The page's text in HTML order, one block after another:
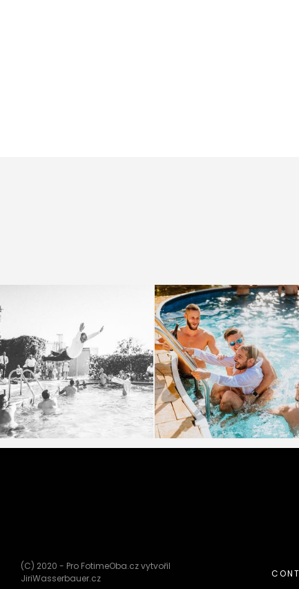
Co na tom, že jste zrovna na
A co na tom,...
33 1
(C) 2020 - Pro FotimeOba.cz vytvořil
JiriWasserbauer.cz